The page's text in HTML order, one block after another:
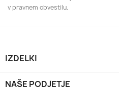
v pravnem obvestilu.
IZDELKI
NAŠE PODJETJE